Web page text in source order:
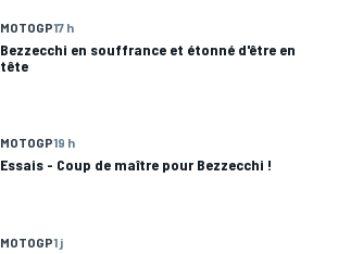
MOTOGP17 h
Bezzecchi en souffrance et étonné d'être en
tête
MOTOGP19 h
Essais - Coup de maître pour Bezzecchi !
MOTOGP1 j